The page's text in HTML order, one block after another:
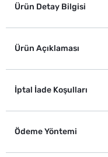
Ürün Detay Bilgisi
Ürün Açıklaması
İptal İade Koşulları
Ödeme Yöntemi